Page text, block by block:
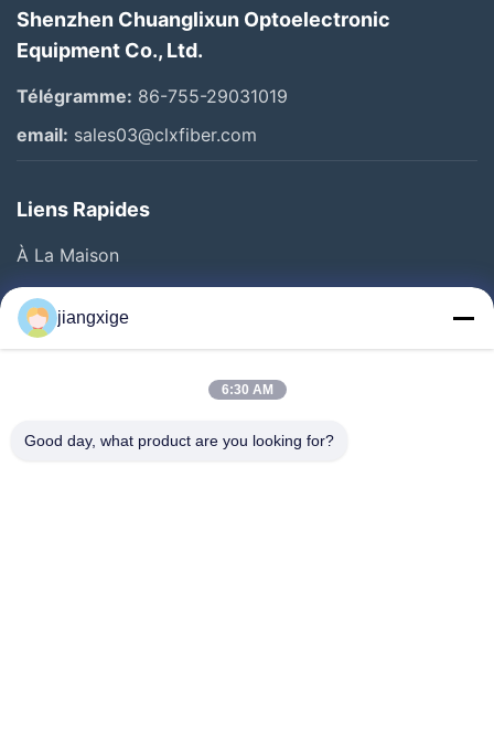
Shenzhen Chuanglixun Optoelectronic
Equipment Co., Ltd.
Télégramme: 86-755-29031019
email: sales03@clxfiber.com
Liens Rapides
À La Maison
Produits
À Propos De Nous
Nous Contacter
jiangxige
6:30 AM
Good day, what product are you looking for?